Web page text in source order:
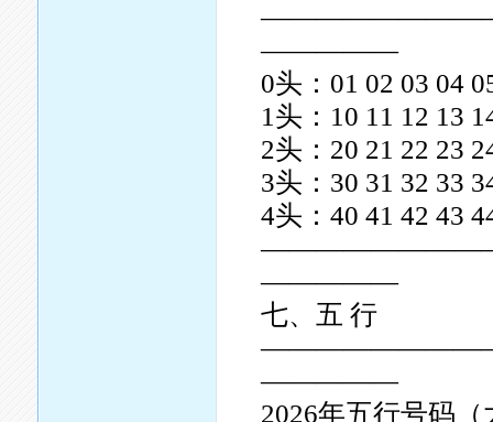
—————
0头：01 02 03 04
1头：10 11 12 13
2头：20 21 22 23
3头：30 31 32 33
4头：40 41 42 43
—————
七、五 行
—————
2026年五行号码